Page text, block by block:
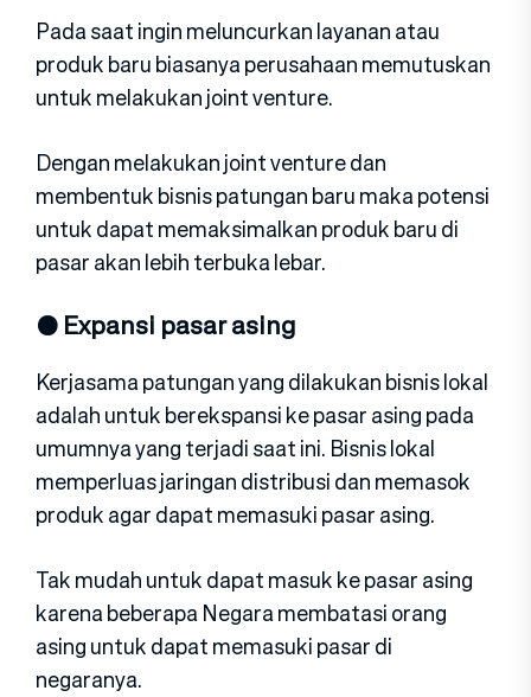
Pada saat ingin meluncurkan layanan atau
produk baru biasanya perusahaan memutuskan
untuk melakukan joint venture.
Dengan melakukan joint venture dan
membentuk bisnis patungan baru maka potensi
untuk dapat memaksimalkan produk baru di
pasar akan lebih terbuka lebar.
● Expansi pasar asing
Kerjasama patungan yang dilakukan bisnis lokal
adalah untuk berekspansi ke pasar asing pada
umumnya yang terjadi saat ini. Bisnis lokal
memperluas jaringan distribusi dan memasok
produk agar dapat memasuki pasar asing.
Tak mudah untuk dapat masuk ke pasar asing
karena beberapa Negara membatasi orang
asing untuk dapat memasuki pasar di
negaranya.